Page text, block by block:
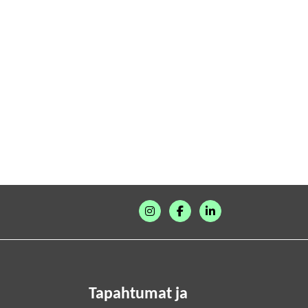
Tapahtumat ja